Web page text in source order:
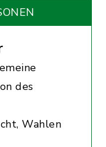
des
Wahlen